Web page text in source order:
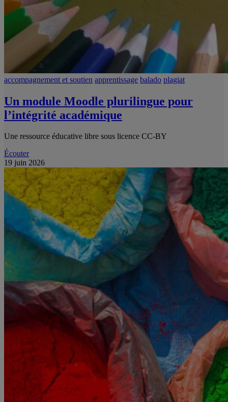
accompagnement et soutien apprentissage balado plagiat
Un module Moodle plurilingue pour
l’intégrité académique
Une ressource éducative libre sous licence CC-BY
Écouter
19 juin 2026